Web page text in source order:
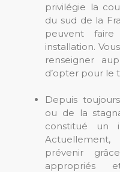
privilégie la
du sud de la
peuvent
installation.
renseigner
d’opter pour le
Depuis
ou de la
constitué un
prévenir
appropriés